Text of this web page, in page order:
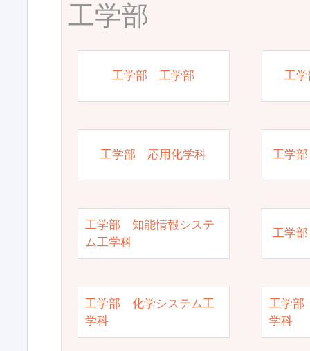
工学部
工学部 工学部 工
工学部 応用化学科 工学
工学部 知能情報システ
ム工学科
工学
工学部 化学システム工
学科
工学部
学科